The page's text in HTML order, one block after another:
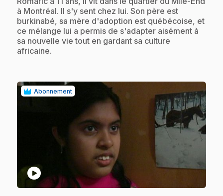
à Montréal. Il s'y sent chez lui. Son père est
burkinabé, sa mère d'adoption est québécoise, et
ce mélange lui a permis de s'adapter aisément à
sa nouvelle vie tout en gardant sa culture
africaine.
Abonnement
play_circle